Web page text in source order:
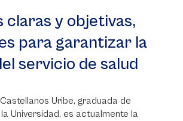
claras y objetivas,
para garantizar la
servicio de salud
Uribe, graduada de
Universidad, es actualmente la